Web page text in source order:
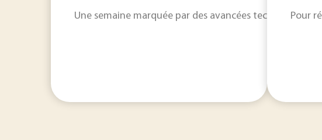
Une semaine marquée par des avancées Pour